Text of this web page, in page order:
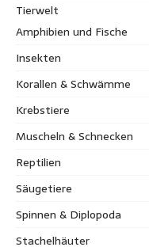
Tierwelt
Amphibien und Fische
Insekten
Korallen & Schwämme
Krebstiere
Muscheln & Schnecken
Reptilien
Säugetiere
Spinnen & Diplopoda
Stachelhäuter